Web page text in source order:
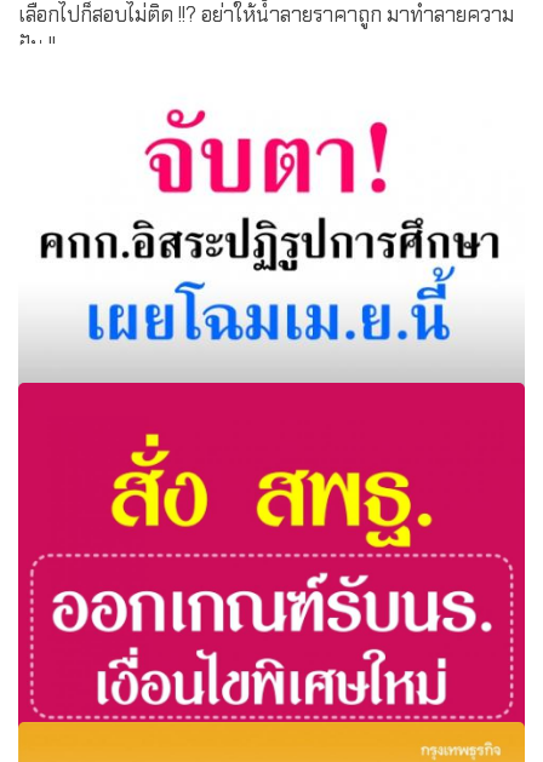
เลือกไปก็สอบไม่ติด !!? อย่าให้น้ำลายราคาถูก มาทำลายความ
ฝัน !!
จับตา!คกก.อิสระปฏิรูปการศึกษาเผยโฉมเม.ย.นี้